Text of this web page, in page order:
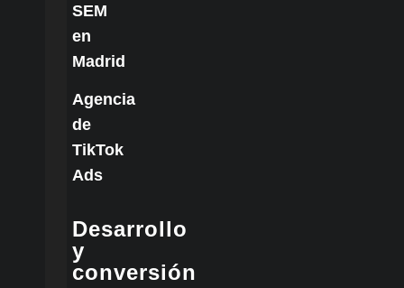
SEM
en
Madrid
Agencia
de
TikTok
Ads
Desarrollo
y
conversión